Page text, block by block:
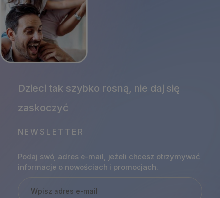
NEWSLETTER
Podaj swój adres e-mail, jeżeli chcesz otrzymywać
informacje o nowościach i promocjach.